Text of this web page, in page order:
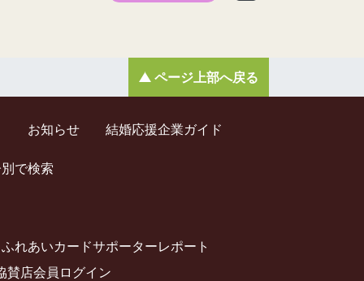
ページ上部へ戻る
お知らせ 結婚応援企業ガイド
で検索
ふれあいカードサポーターレポート
賛店会員ログイン